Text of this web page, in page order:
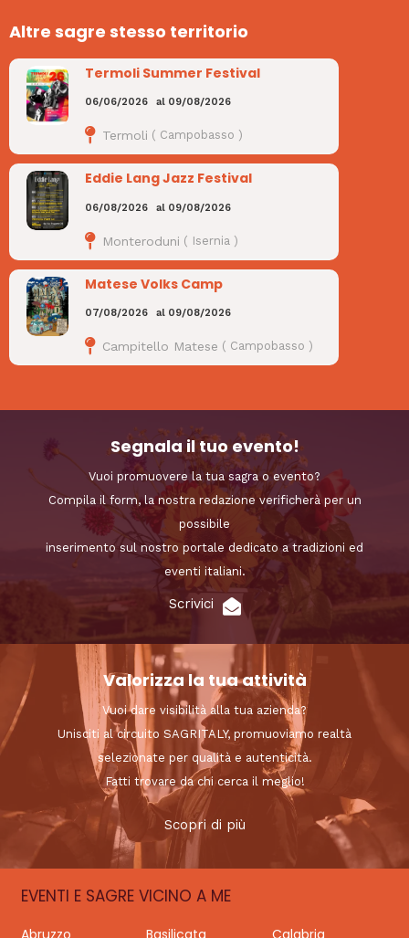
Altre sagre stesso territorio
Termoli Summer Festival
06/06/2026 al 09/08/2026
Termoli ( Campobasso )
Eddie Lang Jazz Festival
06/08/2026 al 09/08/2026
Monteroduni ( Isernia )
Matese Volks Camp
07/08/2026 al 09/08/2026
Campitello Matese ( Campobasso )
Segnala il tuo evento!
Vuoi promuovere la tua sagra o evento?
Compila il form, la nostra redazione verificherà per un
possibile
inserimento sul nostro portale dedicato a tradizioni ed
eventi italiani.
Scrivici
Valorizza la tua attività
Vuoi dare visibilità alla tua azienda?
Unisciti al circuito SAGRITALY, promuoviamo realtà
selezionate per qualità e autenticità.
Fatti trovare da chi cerca il meglio!
Scopri di più
EVENTI E SAGRE VICINO A ME